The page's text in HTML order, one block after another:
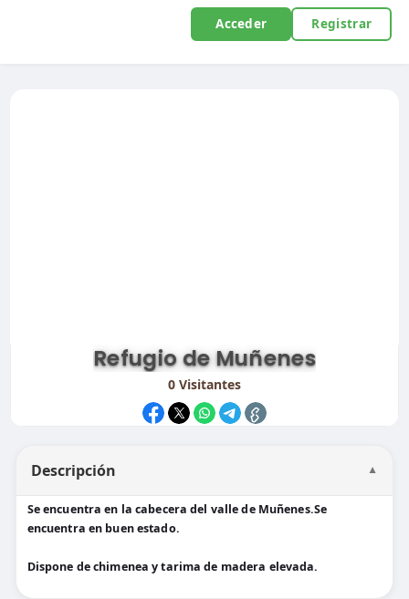
Acceder Registrar
Refugio de Muñenes
0Visitantes
Descripción ▼
Se encuentra en la cabecera del valle de Muñenes.Se
encuentra en buen estado.
Dispone de chimenea y tarima de madera elevada.